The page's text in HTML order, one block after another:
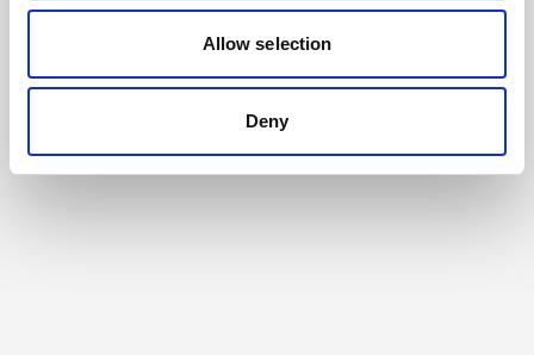
Allow selection
Deny